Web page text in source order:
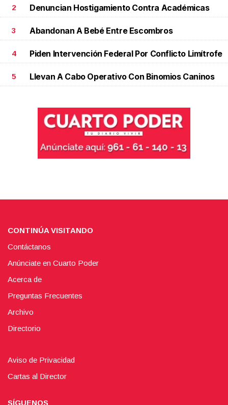
2 Denuncian Hostigamiento Contra Académicas
3 Abandonan A Bebé Entre Escombros
4 Piden Intervención Federal Por Conflicto Limítrofe
5 Llevan A Cabo Operativo Con Binomios Caninos
CONTINÚA VISITANDO
Contáctanos
Anúnciate en Cuarto Poder
Acerca de
Preguntas Frecuentes
Archivo
Directorio
Aviso de Privacidad
Cartas al Director
SÍGUENOS